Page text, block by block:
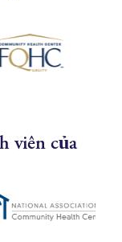
viên của